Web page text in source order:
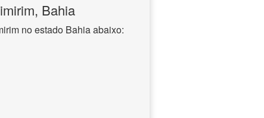
Bahia
no estado Bahia abaixo: